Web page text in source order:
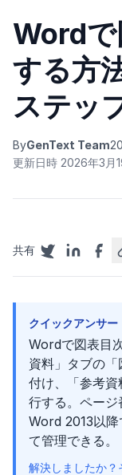
Wordで
する方
ステッ
ByGenText Team
更新日時 2026年3月
共有
クイックアンサー
Wordで図表目
資料」タブの
付け、「参考
行する。ページ
Word 2013以降
て管理できる。
解決しましたか